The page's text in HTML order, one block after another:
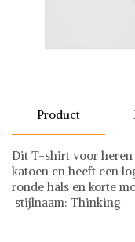
Product
Dit T-shirt voor heren
katoen en heeft een
ronde hals en korte
stijlnaam: Thinking